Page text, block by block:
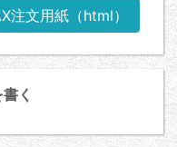
注文用紙（html）
く